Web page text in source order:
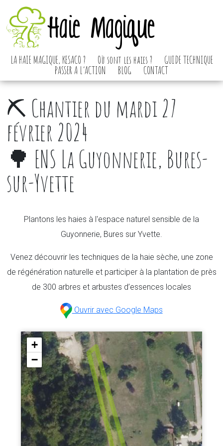
Haie Magique
LA HAIE MAGIQUE, KESACO ? Où sont les haies ?
GUIDE TECHNIQUE
PASSER A L’ACTION
BLOG CONTACT
⛏️ Chantier du mardi 27
février 2024
🌳 ENS La Guyonnerie, Bures-
sur-Yvette
Plantons les haies à l'espace naturel sensible de la
Guyonnerie, Bures sur Yvette.
Venez découvrir les techniques de la haie sèche, une zone
de régénération naturelle et participer à la plantation de près
de 300 arbres et arbustes d’essences locales
Ouvrir avec Google Maps
+
−